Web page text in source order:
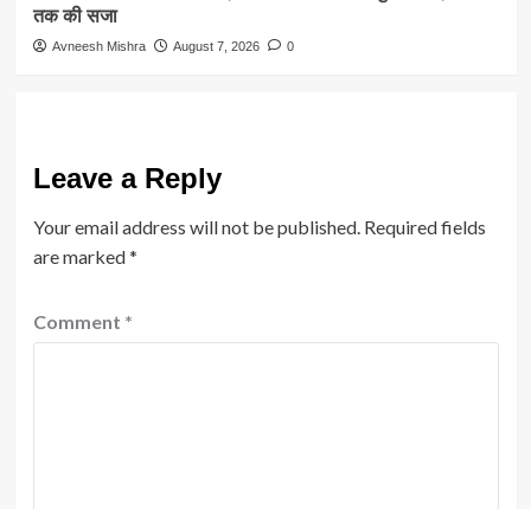
तक की सजा
Avneesh Mishra August 7, 2026 0
Leave a Reply
Your email address will not be published. Required fields
are marked*
Comment *